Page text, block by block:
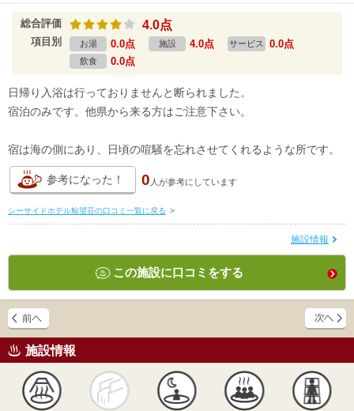
総合評価 4.0点
項目別 お湯 0.0点 施設 4.0点 サービス 0.0点
飲食 0.0点
日帰り入浴は行っておりませんと断られました。
宿泊のみです。他県から来る方はご注意下さい。
宿は海の側にあり、日頃の喧騒を忘れさせてくれるような所です。
参考になった！ 0 人が参考にしています
シーサイドホテル鯨望荘の口コミ一覧に戻る >
施設情報
この施設に口コミをする
施設情報
かけ流し 露天風呂 貸切風呂